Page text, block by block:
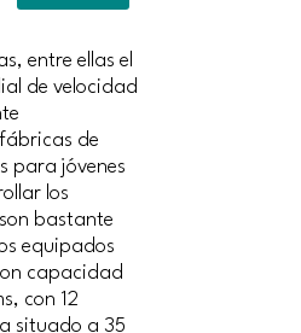
entre ellas el
de velocidad
de
para jóvenes
los
bastante
equipados
capacidad
con 12
situado a 35